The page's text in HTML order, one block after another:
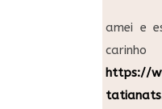
amei e
carinho
https://